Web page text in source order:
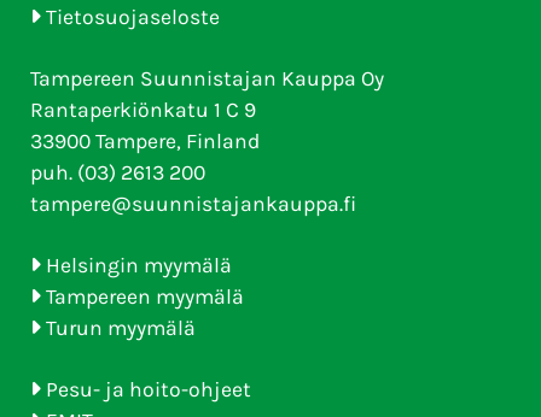
Tietosuojaseloste
Tampereen Suunnistajan Kauppa Oy
Rantaperkiönkatu 1 C 9
33900 Tampere, Finland
puh. (03) 2613 200
tampere@suunnistajankauppa.fi
Helsingin myymälä
Tampereen myymälä
Turun myymälä
Pesu- ja hoito-ohjeet